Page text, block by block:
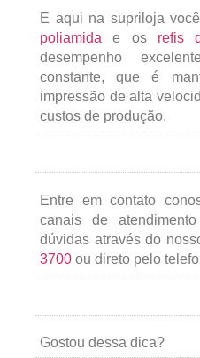
E aqui na supriloja
poliamida e os refis
desempenho
constante, que é
impressão de alta
custos de produção.
Entre em contato
canais de
dúvidas através do
3700 ou direto pelo
Gostou dessa dica?